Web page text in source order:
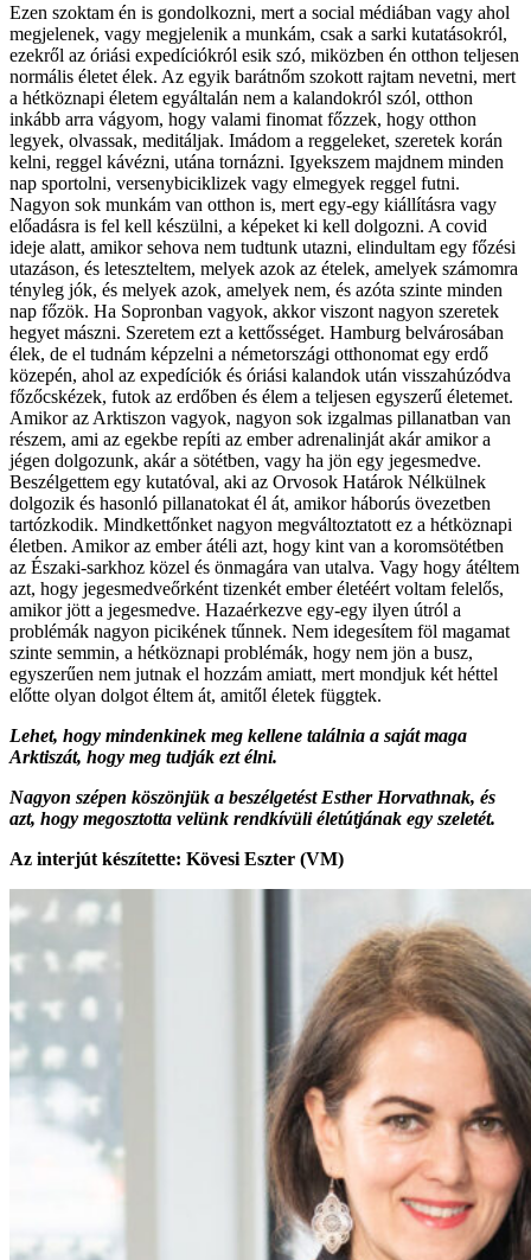
Ezen szoktam én is gondolkozni, mert a social médiában vagy ahol
megjelenek, vagy megjelenik a munkám, csak a sarki kutatásokról,
ezekről az óriási expedíciókról esik szó, miközben én otthon teljesen
normális életet élek. Az egyik barátnőm szokott rajtam nevetni, mert
a hétköznapi életem egyáltalán nem a kalandokról szól, otthon
inkább arra vágyom, hogy valami finomat főzzek, hogy otthon
legyek, olvassak, meditáljak. Imádom a reggeleket, szeretek korán
kelni, reggel kávézni, utána tornázni. Igyekszem majdnem minden
nap sportolni, versenybiciklizek vagy elmegyek reggel futni.
Nagyon sok munkám van otthon is, mert egy-egy kiállításra vagy
előadásra is fel kell készülni, a képeket ki kell dolgozni. A covid
ideje alatt, amikor sehova nem tudtunk utazni, elindultam egy főzési
utazáson, és leteszteltem, melyek azok az ételek, amelyek számomra
tényleg jók, és melyek azok, amelyek nem, és azóta szinte minden
nap főzök. Ha Sopronban vagyok, akkor viszont nagyon szeretek
hegyet mászni. Szeretem ezt a kettősséget. Hamburg belvárosában
élek, de el tudnám képzelni a németországi otthonomat egy erdő
közepén, ahol az expedíciók és óriási kalandok után visszahúzódva
főzőcskézek, futok az erdőben és élem a teljesen egyszerű életemet.
Amikor az Arktiszon vagyok, nagyon sok izgalmas pillanatban van
részem, ami az egekbe repíti az ember adrenalinját akár amikor a
jégen dolgozunk, akár a sötétben, vagy ha jön egy jegesmedve.
Beszélgettem egy kutatóval, aki az Orvosok Határok Nélkülnek
dolgozik és hasonló pillanatokat él át, amikor háborús övezetben
tartózkodik. Mindkettőnket nagyon megváltoztatott ez a hétköznapi
életben. Amikor az ember átéli azt, hogy kint van a koromsötétben
az Északi-sarkhoz közel és önmagára van utalva. Vagy hogy átéltem
azt, hogy jegesmedveőrként tizenkét ember életéért voltam felelős,
amikor jött a jegesmedve. Hazaérkezve egy-egy ilyen útról a
problémák nagyon picikének tűnnek. Nem idegesítem föl magamat
szinte semmin, a hétköznapi problémák, hogy nem jön a busz,
egyszerűen nem jutnak el hozzám amiatt, mert mondjuk két héttel
előtte olyan dolgot éltem át, amitől életek függtek.
Lehet, hogy mindenkinek meg kellene találnia a saját maga
Arktiszát, hogy meg tudják eztélni.
Nagyon szépen köszönjük a beszélgetést Esther Horvathnak, és
azt, hogy megosztotta velünk rendkívüli életútjának egy szeletét.
Az interjút készítette: Kövesi Eszter (VM)